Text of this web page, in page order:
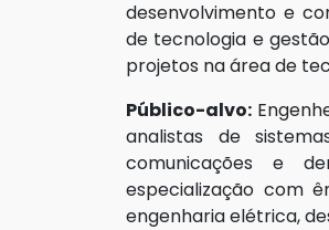
desenvolvimento e
de tecnologia e
projetos na área de
Público-alvo:
analistas de
comunicações e
especialização com
engenharia elétrica,